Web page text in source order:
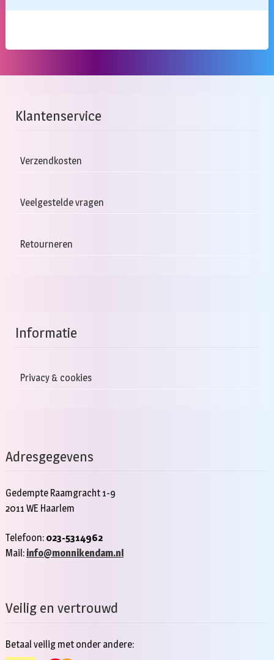
Klantenservice
Verzendkosten
Veelgestelde vragen
Retourneren
Informatie
Privacy & cookies
Adresgegevens
Gedempte Raamgracht 1-9
2011 WE Haarlem
Telefoon: 023-5314962
Mail: info@monnikendam.nl
Veilig en vertrouwd
Betaal veilig met onder andere: